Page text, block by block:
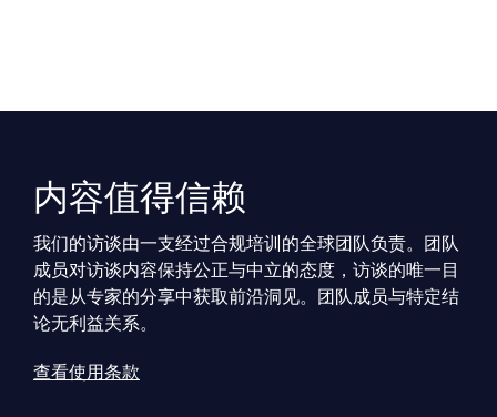
内容值得信赖
我们的访谈由一支经过合规培训的全球团队负责。团队
成员对访谈内容保持公正与中立的态度，访谈的唯一目
的是从专家的分享中获取前沿洞见。团队成员与特定结
论无利益关系。
查看使用条款